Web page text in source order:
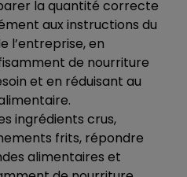
la quantité correcte
aux instructions du
l’entreprise, en
de nourriture
et en réduisant au
ingrédients crus,
frits, répondre
alimentaires et